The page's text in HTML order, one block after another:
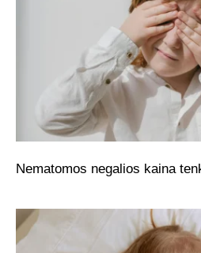
Nematomos negalios kaina